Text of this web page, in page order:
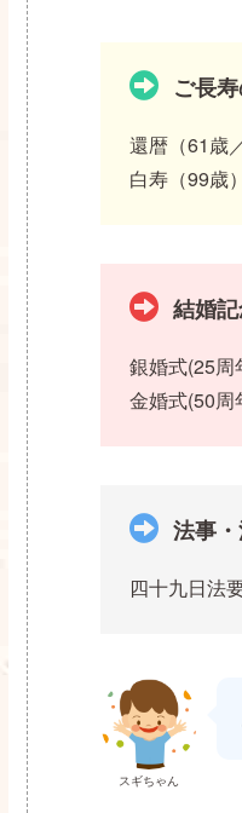
ご長
還暦（61歳
白寿（99歳
結婚記
銀婚式(25周
金婚式(50
法事・
四十九日法
スギちゃん